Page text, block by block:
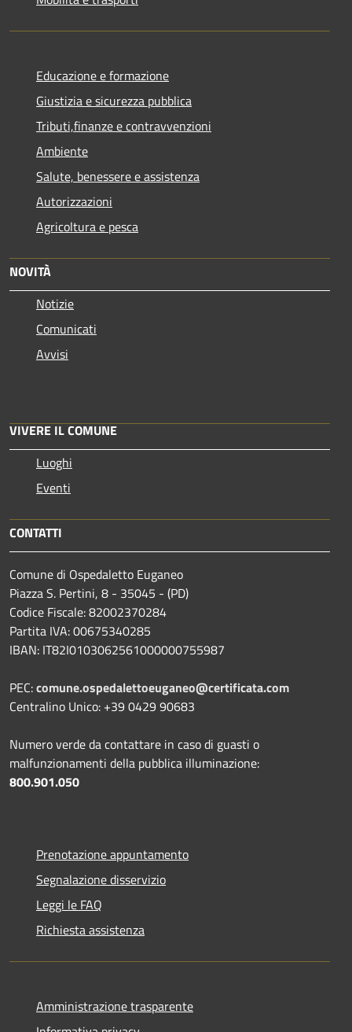
Educazione e formazione
Giustizia e sicurezza pubblica
Tributi,finanze e contravvenzioni
Ambiente
Salute, benessere e assistenza
Autorizzazioni
Agricoltura e pesca
NOVITÀ
Notizie
Comunicati
Avvisi
VIVERE IL COMUNE
Luoghi
Eventi
CONTATTI
Comune di Ospedaletto Euganeo
Piazza S. Pertini, 8 - 35045 - (PD)
Codice Fiscale: 82002370284
Partita IVA: 00675340285
IBAN: IT82I0103062561000000755987
PEC:comune.ospedalettoeuganeo@certificata.com
Centralino Unico: +39 0429 90683
Numero verde da contattare in caso di guasti o
malfunzionamenti della pubblica illuminazione:
800.901.050
Prenotazione appuntamento
Segnalazione disservizio
Leggi le FAQ
Richiesta assistenza
Amministrazione trasparente